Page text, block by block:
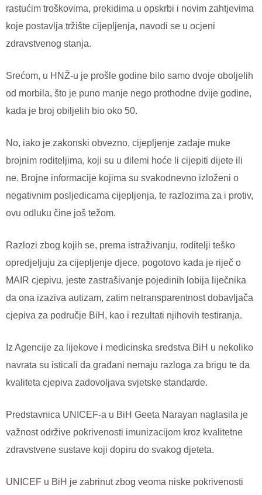
rastućim troškovima, prekidima u opskrbi i novim zahtjevima
koje postavlja tržište cijepljenja, navodi se u ocjeni
zdravstvenog stanja.
Srećom, u HNŽ-u je prošle godine bilo samo dvoje oboljelih
od morbila, što je puno manje nego prothodne dvije godine,
kada je broj obiljelih bio oko 50.
No, iako je zakonski obvezno, cijepljenje zadaje muke
brojnim roditeljima, koji su u dilemi hoće li cijepiti dijete ili
ne. Brojne informacije kojima su svakodnevno izloženi o
negativnim posljedicama cijepljenja, te razlozima za i protiv,
ovu odluku čine još težom.
Razlozi zbog kojih se, prema istraživanju, roditelji teško
opredjeljuju za cijepljenje djece, pogotovo kada je riječ o
MAIR cjepivu, jeste zastrašivanje pojedinih lobija liječnika
da ona izaziva autizam, zatim netransparentnost dobavljača
cjepiva za područje BiH, kao i rezultati njihovih testiranja.
Iz Agencije za lijekove i medicinska sredstva BiH u nekoliko
navrata su isticali da građani nemaju razloga za brigu te da
kvaliteta cjepiva zadovoljava svjetske standarde.
Predstavnica UNICEF-a u BiH Geeta Narayan naglasila je
važnost održive pokrivenosti imunizacijom kroz kvalitetne
zdravstvene sustave koji dopiru do svakog djeteta.
UNICEF u BiH je zabrinut zbog veoma niske pokrivenosti